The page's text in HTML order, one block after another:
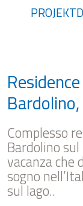
Complesso
Bardolino
vacanza che
sogno
sul lago..